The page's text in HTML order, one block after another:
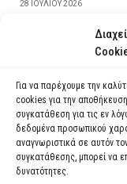
Για να παρέχουμε την
cookies για την
συγκατάθεση για τις εν
δεδομένα προσωπικού
αναγνωριστικά σε αυτόν
συγκατάθεσης, μπορεί να
δυνατότητες.
28 ΙΟΥΛΊΟΥ 2026
ΔΙΑΒΆΣΤΕ